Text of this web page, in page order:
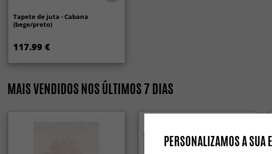
Tapete de juta - Cabana
(bege/preto)
117.99 €
MAIS VENDIDOS NOS ÚLTIMOS 7 DIAS
PERSONALIZAMOS A SUA